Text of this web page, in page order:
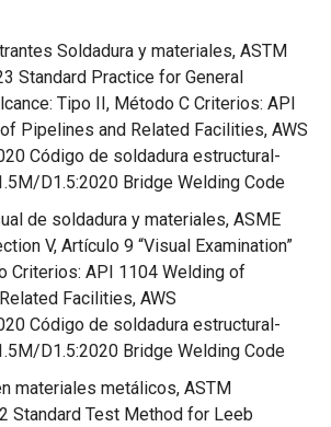
Soldadura y materiales, ASTM
Standard Practice for General
Tipo II, Método C Criterios: API
Pipelines and Related Facilities, AWS
Código de soldadura estructural-
D1.5:2020 Bridge Welding Code
de soldadura y materiales, ASME
V, Artículo 9 “Visual Examination”
Criterios: API 1104 Welding of
Facilities, AWS
Código de soldadura estructural-
D1.5:2020 Bridge Welding Code
materiales metálicos, ASTM
Standard Test Method for Leeb